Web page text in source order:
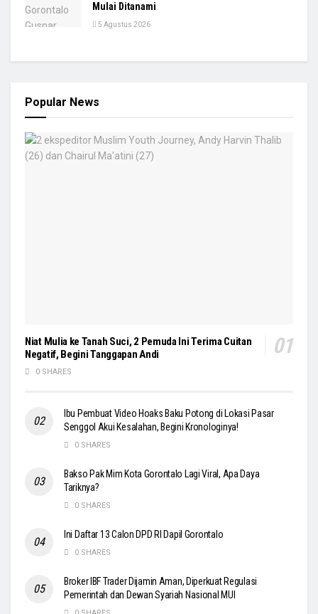
Mulai Ditanami
5 Agustus 2026
Popular News
Niat Mulia ke Tanah Suci, 2 Pemuda Ini Terima Cuitan
Negatif, Begini Tanggapan Andi
0 SHARES
Ibu Pembuat Video Hoaks Baku Potong di Lokasi Pasar
Senggol Akui Kesalahan, Begini Kronologinya!
0 SHARES
Bakso Pak Mim Kota Gorontalo Lagi Viral, Apa Daya
Tariknya?
0 SHARES
Ini Daftar 13 Calon DPD RI Dapil Gorontalo
0 SHARES
Broker IBF Trader Dijamin Aman, Diperkuat Regulasi
Pemerintah dan Dewan Syariah Nasional MUI